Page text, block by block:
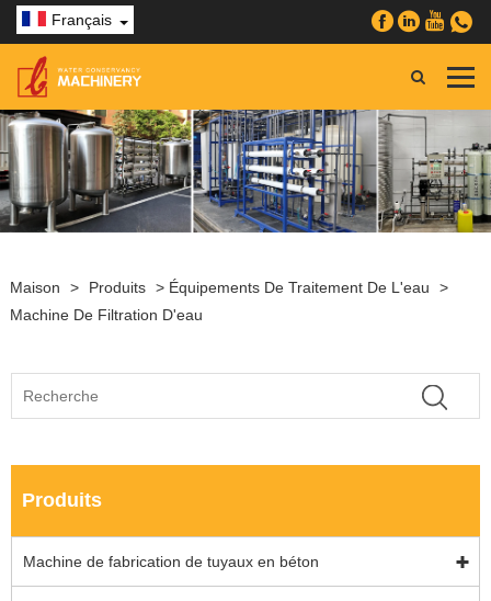
Français
Maison > Produits > Équipements De Traitement De L'eau
>
Machine De Filtration D'eau
Produits
Machine de fabrication de tuyaux en béton